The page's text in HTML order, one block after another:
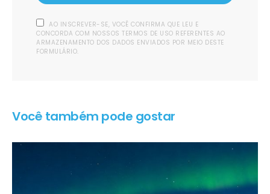
AO INSCREVER-SE, VOCÊ CONFIRMA QUE LEU E
CONCORDA COM NOSSOS TERMOS DE USO REFERENTES AO
ARMAZENAMENTO DOS DADOS ENVIADOS POR MEIO DESTE
FORMULÁRIO.
Você também pode gostar